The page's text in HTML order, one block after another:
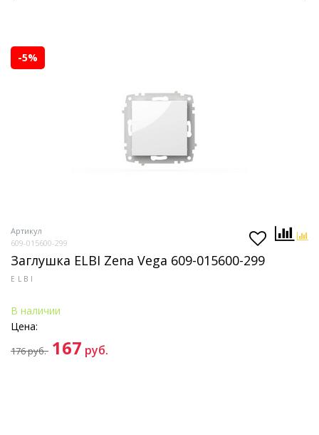
-5%
Артикул
609-015600-299
Заглушка ELBI Zena Vega 609-015600-299
ELBI
В наличии
Цена:
176руб. 167 руб.